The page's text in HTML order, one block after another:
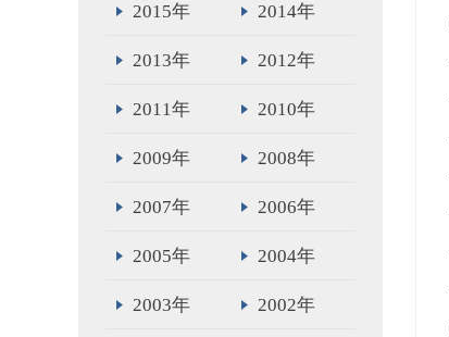
2015年 2014年
2013年 2012年
2011年 2010年
2009年 2008年
2007年 2006年
2005年 2004年
2003年 2002年